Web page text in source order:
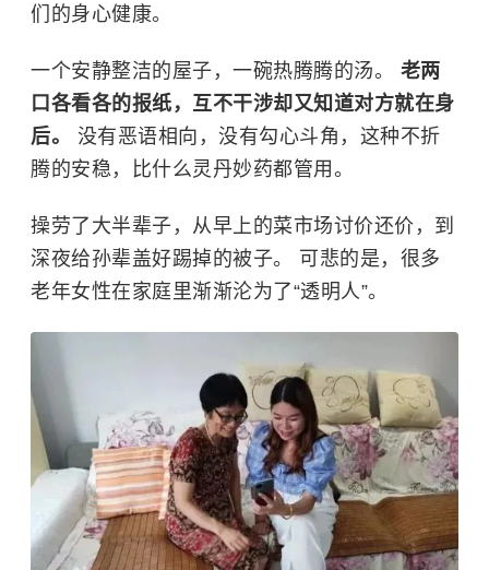
们的身心健康。
一个安静整洁的屋子，一碗热腾腾的汤。 老两
口各看各的报纸，互不干涉却又知道对方就在身
后。 没有恶语相向，没有勾心斗角，这种不折
腾的安稳，比什么灵丹妙药都管用。
操劳了大半辈子，从早上的菜市场讨价还价，到
深夜给孙辈盖好踢掉的被子。 可悲的是，很多
老年女性在家庭里渐渐沦为了“透明人”。